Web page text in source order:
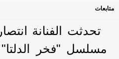
متابعات
تحدثت الفنانة
مسلسل "فخر